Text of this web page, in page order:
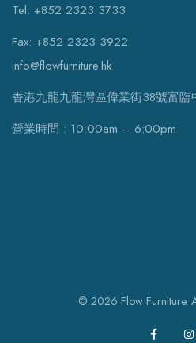
Tel: +852 2323 3733
Fax: +852 2323 3922
info@flowfurniture.hk
香港九龍九龍灣區偉業街38號富臨
營業時間 : 10:00am – 6:00pm
© 2026 Flow Furniture.